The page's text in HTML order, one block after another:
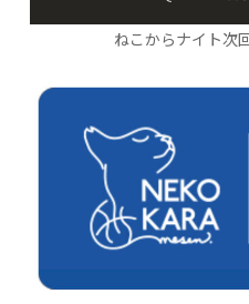
ねこからナイト次